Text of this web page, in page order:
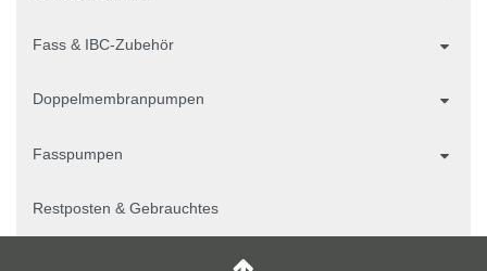
Fass & IBC-Zubehör
Doppelmembranpumpen
Fasspumpen
Restposten & Gebrauchtes